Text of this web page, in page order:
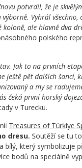
potvrdil, že je
Vyhrál
ale hlavně dva
polského
Jak to na prvních
ještě pět dalších šancí,
a my se
čeká první horský
v Turecku.
Treasures of Türkiye
dresu. Soutěží se tu
bílý, který symbolizuje
bodů na speciálně